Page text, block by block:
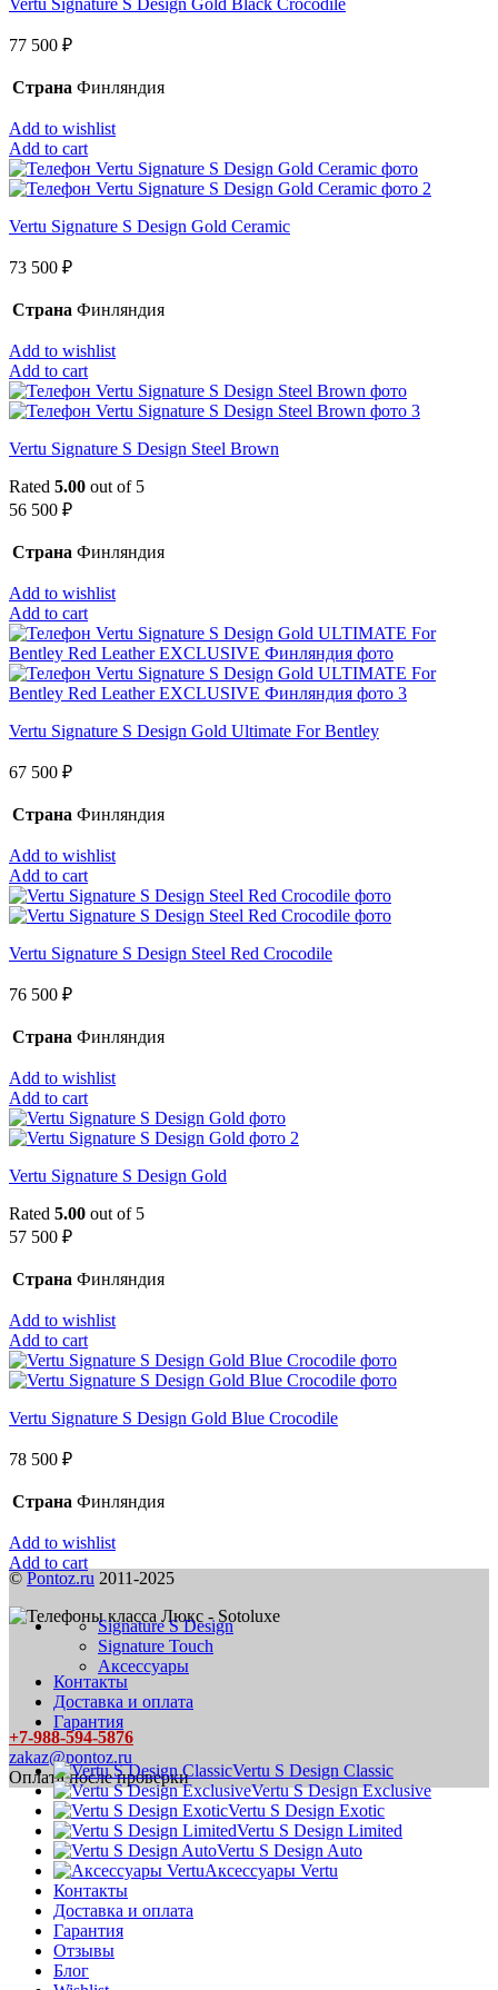
77 500 ₽
Страна Финляндия
Add to wishlist
Add to cart
Vertu Signature S Design Gold Ceramic
73 500 ₽
Страна Финляндия
Add to wishlist
Add to cart
Vertu Signature S Design Steel Brown
Rated 5.00 out of 5
56 500 ₽
Страна Финляндия
Add to wishlist
Add to cart
Vertu Signature S Design Gold Ultimate For Bentley
67 500 ₽
Страна Финляндия
Add to wishlist
Add to cart
Vertu Signature S Design Steel Red Crocodile
76 500 ₽
Страна Финляндия
Add to wishlist
Add to cart
Vertu Signature S Design Gold
Rated 5.00 out of 5
57 500 ₽
Страна Финляндия
Add to wishlist
Add to cart
Vertu Signature S Design Gold Blue Crocodile
78 500 ₽
Страна Финляндия
Add to wishlist
Add to cart
© Pontoz.ru 2011-2025
Signature S Design
Signature Touch
Аксессуары
Контакты
Доставка и оплата
Гарантия
+7-988-594-5876
zakaz@pontoz.ru
Оплата после проверки
Vertu S Design Classic
Vertu S Design Exclusive
Vertu S Design Exotic
Vertu S Design Limited
Vertu S Design Auto
Аксессуары Vertu
Контакты
Доставка и оплата
Гарантия
Отзывы
Блог